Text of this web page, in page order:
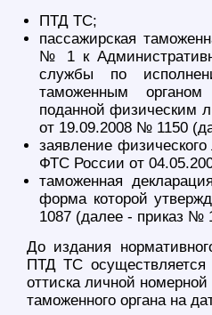
ПТД ТС;
пассажирская
№ 1 к
службы по
таможенным органом
поданной физическим
от 19.09.2008 № 1150
заявление
ФТС России от
таможенная
форма которой
1087 (далее - приказ №
До издания
ПТД ТС осуществляется
оттиска личной
таможенного органа на